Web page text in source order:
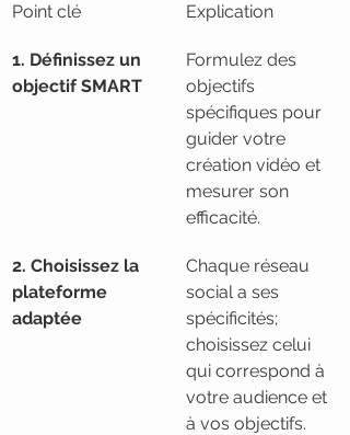
Point clé Explication
1. Définissez un
objectif SMART
Formulez des
objectifs
spécifiques pour
guider votre
création vidéo et
mesurer son
efficacité.
2. Choisissez la
plateforme
adaptée
Chaque réseau
social a ses
spécificités;
choisissez celui
qui correspond à
votre audience et
à vos objectifs.